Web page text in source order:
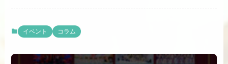
イベント コラム